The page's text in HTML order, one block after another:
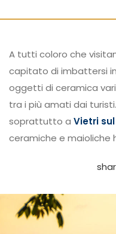
A tutti coloro che
capitato di imbattersi
oggetti di ceramica
tra i più amati dai
soprattutto a Vietri
ceramiche e maioliche